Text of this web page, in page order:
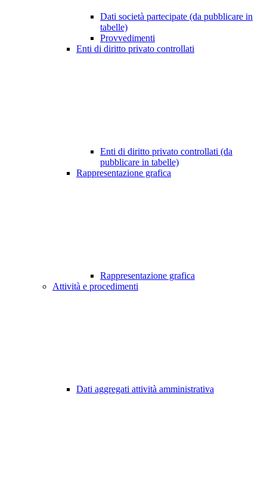
Dati società partecipate (da pubblicare in
tabelle)
Provvedimenti
Enti di diritto privato controllati
Enti di diritto privato controllati (da
pubblicare in tabelle)
Rappresentazione grafica
Rappresentazione grafica
Attività e procedimenti
Dati aggregati attività amministrativa